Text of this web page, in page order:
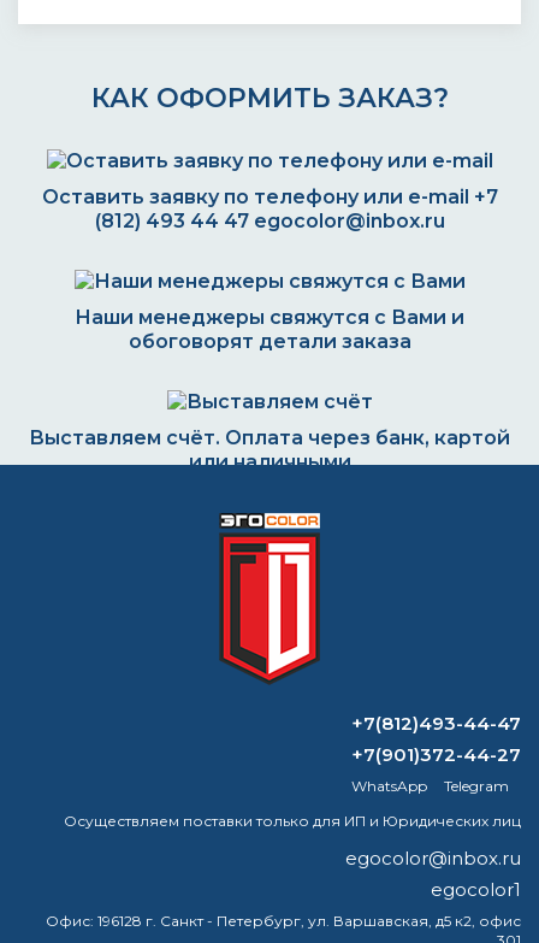
КАК ОФОРМИТЬ ЗАКАЗ?
Оставить заявку по телефону или e-mail +7
(812) 493 44 47 egocolor@inbox.ru
Наши менеджеры свяжутся с Вами и
обоговорят детали заказа
Выставляем счёт. Оплата через банк, картой
или наличными
Формируем заказ и отправляем транспортной
ВОПРОС-ОТВЕТ
Как понять, что преобразователь
Как долго будет светиться светящаяся
в темноте аэрозольная краска?
+7(812)493-44-47
+7(901)372-44-27
WhatsApp
Telegram
Осуществляем поставки только для ИП и Юридических лиц
egocolor@inbox.ru
egocolor1
Офис: 196128 г. Санкт - Петербург, ул. Варшавская, д5 к2, офис